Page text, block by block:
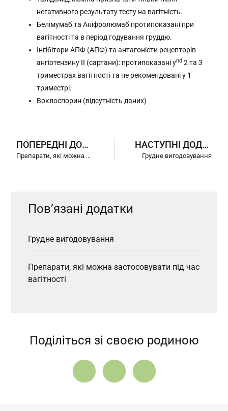
негативного результату тесту на вагітність.
Белімумаб та Аніфролюмаб протипоказані при
вагітності та в період годування груддю.
Інгібітори АПФ (АПФ) та антагоністи рецепторів
ангіотензину ІІ (сартани): протипоказані уnd 2 та 3
триместрах вагітності та не рекомендовані у 1
триместрі.
Воклоспорин (відсутність даних)
ПОПЕРЕДНІ ДОДАТКИ
Препарати, які можна застосовувати під час вагітності
НАСТУПНІ ДОДАТКИ
Грудне вигодовування
Пов’язані додатки
Грудне вигодовування
Препарати, які можна застосовувати під час
вагітності
Поділіться зі своєю родиною